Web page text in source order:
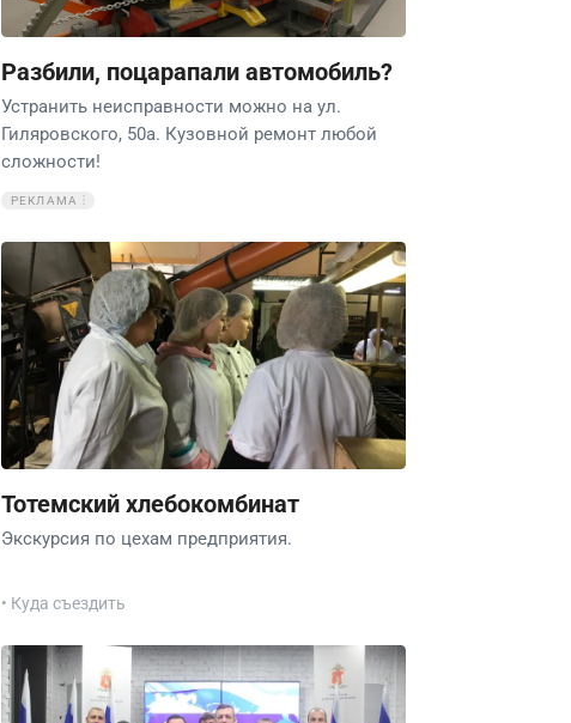
Разбили, поцарапали автомобиль?
Устранить неисправности можно на ул.
Гиляровского, 50а. Кузовной ремонт любой
сложности!
РЕКЛАМА
Тотемский хлебокомбинат
Экскурсия по цехам предприятия.
• Куда съездить